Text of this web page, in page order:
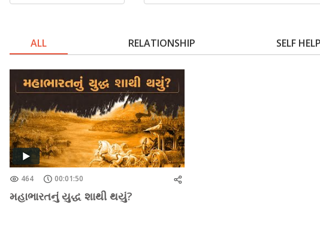
ALL RELATIONSHIP SELF HELP
464 00:01:50
મહાભારતનું યુદ્ધ શાથી થયું?